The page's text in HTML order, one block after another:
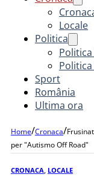
Locale
Politica
Sport
România
Ultima ora
Home/Cronaca/
per "Autismo Off Road"
CRONACA LOCALE